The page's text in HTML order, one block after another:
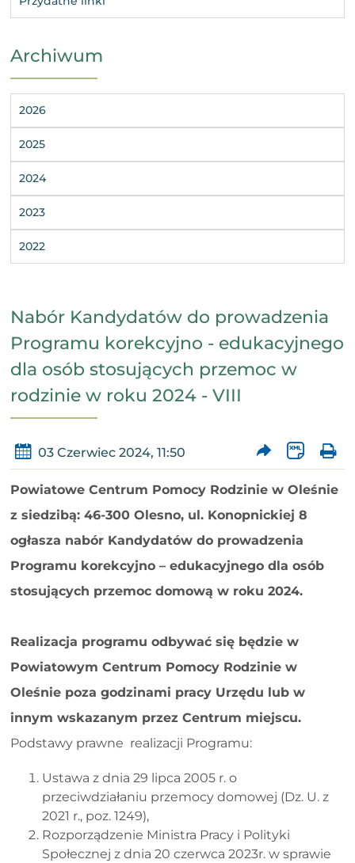
Archiwum
2026
2025
2024
2023
2022
Nabór Kandydatów do prowadzenia
Programu korekcyjno - edukacyjnego
dla osób stosujących przemoc w
rodzinie w roku 2024 - VIII
03 Czerwiec 2024, 11:50
Powiatowe Centrum Pomocy Rodzinie w Oleśnie
z siedzibą: 46-300 Olesno, ul. Konopnickiej 8
ogłasza nabór Kandydatów do prowadzenia
Programu korekcyjno – edukacyjnego dla osób
stosujących przemoc domową w roku 2024.
Realizacja programu odbywać się będzie w
Powiatowym Centrum Pomocy Rodzinie w
Oleśnie poza godzinami pracy Urzędu lub w
innym wskazanym przez Centrum miejscu.
Podstawy prawne realizacji Programu:
Ustawa z dnia 29 lipca 2005 r. o
przeciwdziałaniu przemocy domowej (Dz. U. z
2021 r., poz. 1249),
Rozporządzenie Ministra Pracy i Polityki
Społecznej z dnia 20 czerwca 2023r. w sprawie